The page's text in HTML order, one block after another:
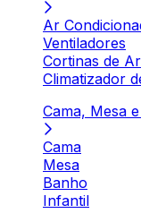
Ar
Ventiladores
Cortinas de Ar
Climatizador
Cama, Mesa
Cama
Mesa
Banho
Infantil